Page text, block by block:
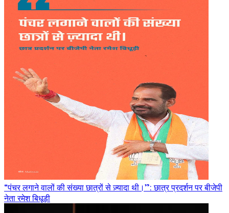
“पंचर लगाने वालों की संख्या छात्रों से ज़्यादा थी।”: छात्र प्रदर्शन पर बीजेपी
नेता रमेश बिधूड़ी